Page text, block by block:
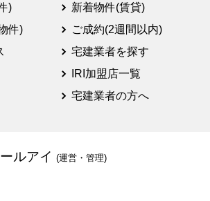
)
件)
新着物件(賃貸)
ご成約(2週間以内)
宅建業者を探す
IRI加盟店一覧
宅建業者の方へ
ルアイ (運営・管理)